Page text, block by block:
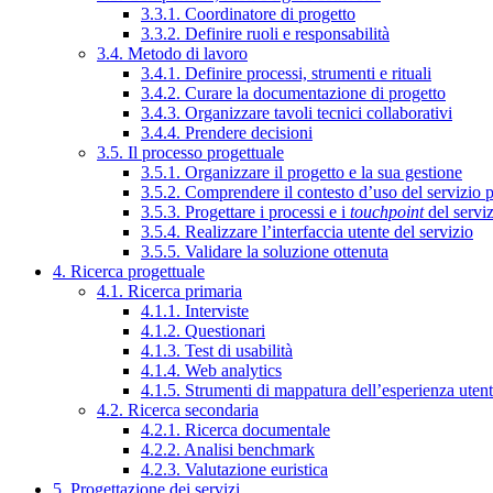
3.3.1. Coordinatore di progetto
3.3.2. Definire ruoli e responsabilità
3.4. Metodo di lavoro
3.4.1. Definire processi, strumenti e rituali
3.4.2. Curare la documentazione di progetto
3.4.3. Organizzare tavoli tecnici collaborativi
3.4.4. Prendere decisioni
3.5. Il processo progettuale
3.5.1. Organizzare il progetto e la sua gestione
3.5.2. Comprendere il contesto d’uso del servizio
3.5.3. Progettare i processi e i touchpointdel
3.5.4. Realizzare l’interfaccia utente del servizio
3.5.5. Validare la soluzione ottenuta
4. Ricerca progettuale
4.1. Ricerca primaria
4.1.1. Interviste
4.1.2. Questionari
4.1.3. Test di usabilità
4.1.4. Web analytics
4.1.5. Strumenti di mappatura dell’esperienza
4.2. Ricerca secondaria
4.2.1. Ricerca documentale
4.2.2. Analisi benchmark
4.2.3. Valutazione euristica
5. Progettazione dei servizi